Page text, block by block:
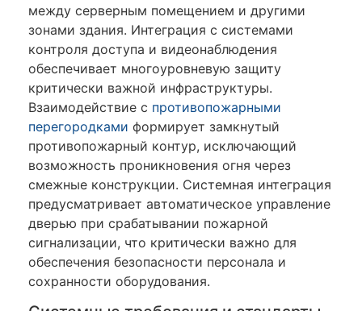
между серверным помещением и другими
зонами здания. Интеграция с системами
контроля доступа и видеонаблюдения
обеспечивает многоуровневую защиту
критически важной инфраструктуры.
Взаимодействие с противопожарными
перегородками формирует замкнутый
противопожарный контур, исключающий
возможность проникновения огня через
смежные конструкции. Системная интеграция
предусматривает автоматическое управление
дверью при срабатывании пожарной
сигнализации, что критически важно для
обеспечения безопасности персонала и
сохранности оборудования.